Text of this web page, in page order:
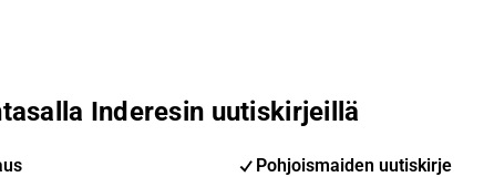
Inderesin uutiskirjeillä
Pohjoismaiden uutiskirje